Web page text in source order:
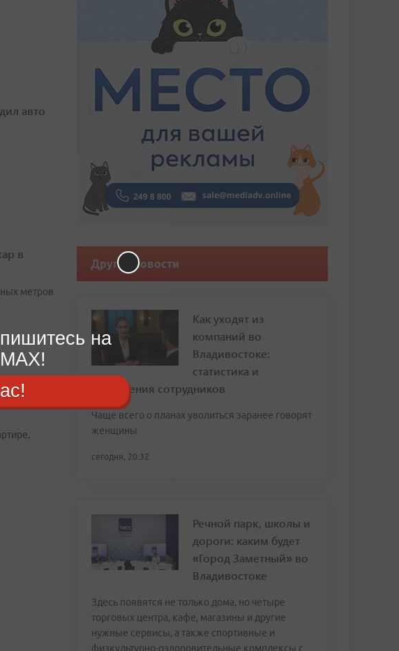
авто
в
метров
Другие новости
Как уходят из
компаний во
Владивостоке:
статистика и
откровения сотрудников
Чаще всего о планах уволиться заранее говорят
женщины
сегодня, 20:32
Речной парк, школы и
дороги: каким будет
«Город Заметный» во
Владивостоке
Здесь появятся не только дома, но четыре
торговых центра, кафе, магазины и другие
нужные сервисы, а также спортивные и
физкультурно-оздоровительные комплексы с
на